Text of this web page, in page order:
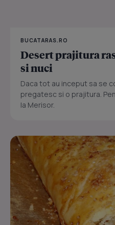
BUCATARAS.RO
Desert prajitura
si nuci
Daca tot au inceput sa se
pregatesc si o prajitura.
la Merisor.